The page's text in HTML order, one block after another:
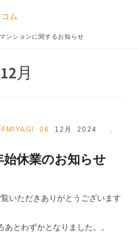
ム
ンションに関するお知らせ
月
06 12月 ,
2024
休業のお知らせ
いただきありがとうございます
とわずかとなりました。。